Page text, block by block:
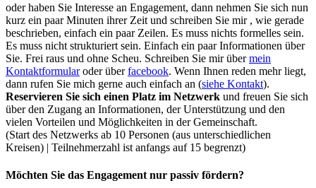
oder haben Sie Interesse an Engagement, dann nehmen Sie sich nun
kurz ein paar Minuten ihrer Zeit und schreiben Sie mir , wie gerade
beschrieben, einfach ein paar Zeilen. Es muss nichts formelles sein.
Es muss nicht strukturiert sein. Einfach ein paar Informationen über
Sie. Frei raus und ohne Scheu. Schreiben Sie mir übermein
Kontaktformularoder überfacebook. Wenn Ihnen reden mehr liegt,
dann rufen Sie mich gerne auch einfach an (siehe Kontakt).
Reservieren Sie sich einen Platz im Netzwerk und freuen Sie sich
über den Zugang an Informationen, der Unterstützung und den
vielen Vorteilen und Möglichkeiten in der Gemeinschaft.
(Start des Netzwerks ab 10 Personen (aus unterschiedlichen
Kreisen) | Teilnehmerzahl ist anfangs auf 15 begrenzt)
Möchten Sie das Engagement nur passiv fördern?